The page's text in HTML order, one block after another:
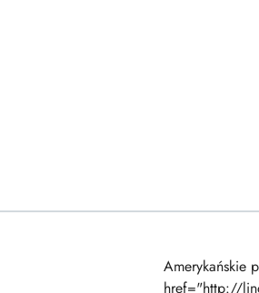
Amerykańskie
href="http://